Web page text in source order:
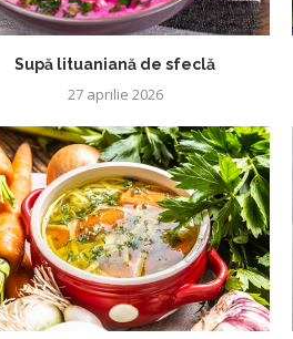
Supă lituaniană de sfeclă
27 aprilie 2026